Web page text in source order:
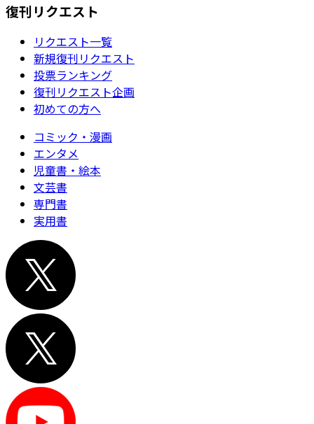
復刊リクエスト
リクエスト一覧
新規復刊リクエスト
投票ランキング
復刊リクエスト企画
初めての方へ
コミック・漫画
エンタメ
児童書・絵本
文芸書
専門書
実用書